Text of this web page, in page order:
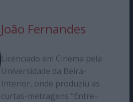
João Fernandes
Licenciado em Cinema pela
Universidade da Beira-
Interior, onde produziu as
curtas-metragens “Entre-